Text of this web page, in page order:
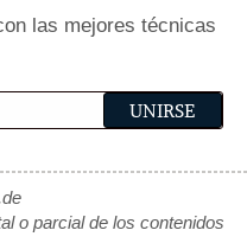
las mejores técnicas
o parcial de los contenidos